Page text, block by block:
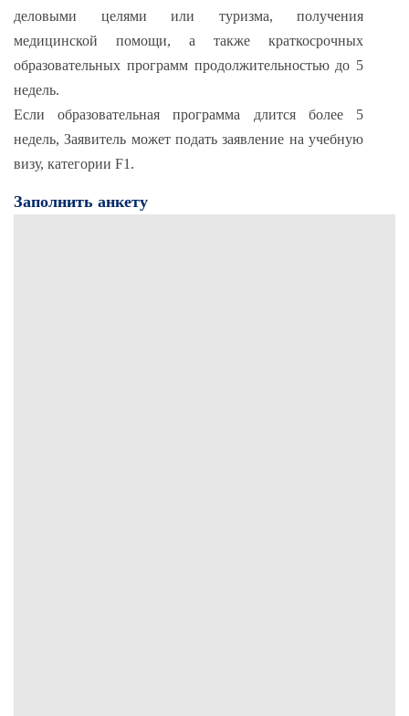
деловыми целями или туризма, получения
медицинской помощи, а также краткосрочных
образовательных программ продолжительностью до 5
недель.
Если образовательная программа длится более 5
недель, Заявитель может подать заявление на учебную
визу, категории F1.
Заполнить анкету